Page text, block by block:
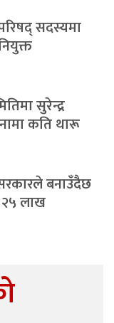
परिषद् सदस्यमा
सुरेन्द्र
कति थारू
बनाउँदैछ
लाख